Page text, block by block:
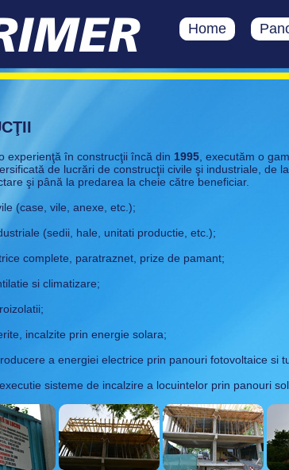
Home
experienţă în construcţii încă din 1995 , executăm o
de lucrări de construcţii civile şi industriale, de la
şi până la predarea la cheie către beneficiar.
(case, vile, anexe, etc.);
(sedii, hale, unitati productie, etc.);
complete, paratraznet, prize de pamant;
si climatizare;
incalzite prin energie solara;
a energiei electrice prin panouri fotovoltaice si
sisteme de incalzire a locuintelor prin panouri